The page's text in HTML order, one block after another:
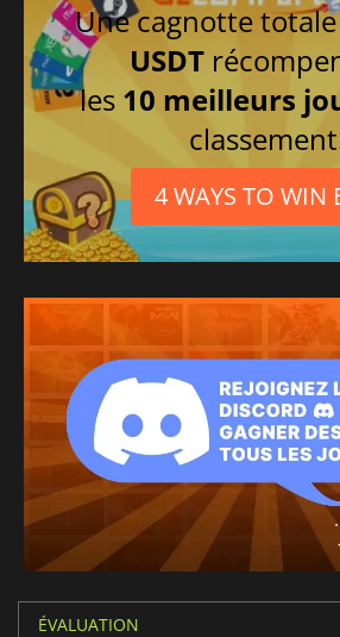
Une cagnotte
USDT
les 10 meilleurs
4 WAYS TO WIN
ÉVALUATION